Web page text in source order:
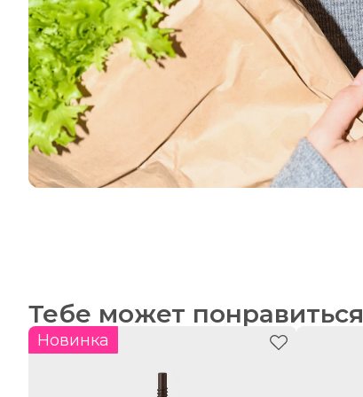
Тебе может понравиться
Новинка